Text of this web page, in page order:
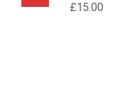
£15.00